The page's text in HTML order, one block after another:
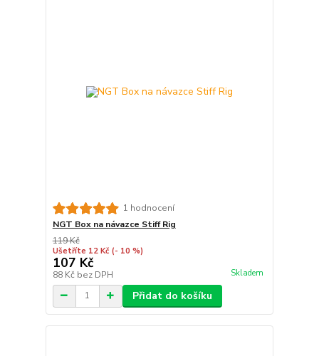
1 hodnocení
NGT Box na návazce Stiff Rig
119 Kč
Ušetříte 12 Kč (- 10 %)
107 Kč
88 Kč bez DPH Skladem
Přidat do košíku